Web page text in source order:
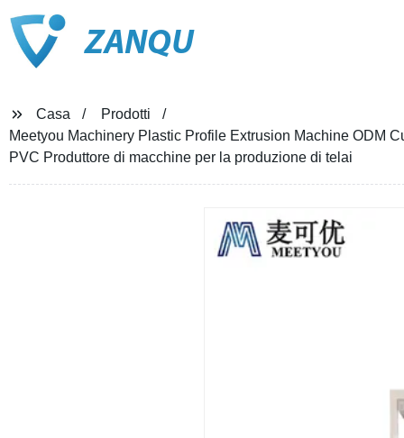
ZANQU
Casa
Prodotti
Meetyou Machinery Plastic Profile Extrusion Machine ODM
PVC Produttore di macchine per la produzione di telai